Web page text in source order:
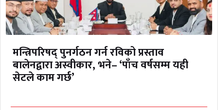
मन्त्रिपरिषद् पुनर्गठन गर्न रविको प्रस्ताव
बालेनद्वारा अस्वीकार, भने– ‘पाँच वर्षसम्म यही
सेटले काम गर्छ’